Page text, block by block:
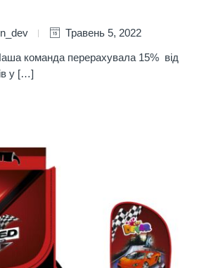
Травень 5, 2022
команда перерахувала 15% від
у […]